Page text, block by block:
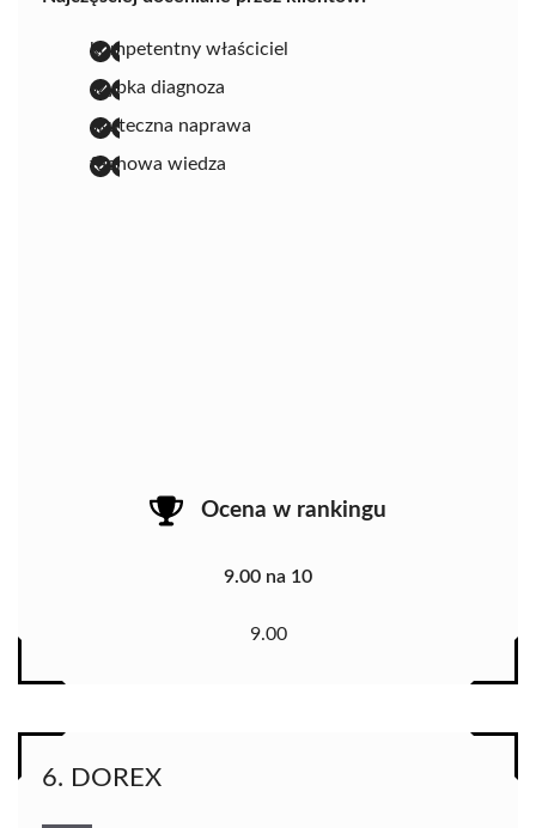
kompetentny właściciel
szybka diagnoza
skuteczna naprawa
fachowa wiedza
Ocena w rankingu
9.00 na 10
9.00
6. DOREX